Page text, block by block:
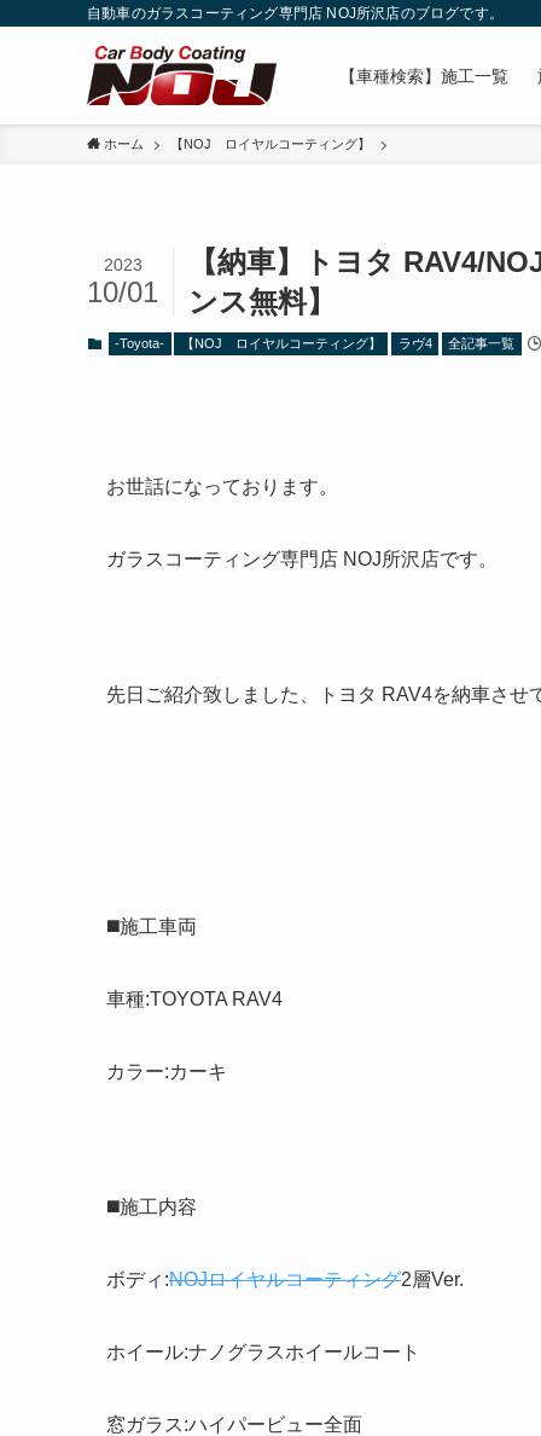
自動車のガラスコーティング専門店 NOJ所沢店のブログです。
【車種検索】施工一覧
ホーム 【NOJ ロイヤルコーティング】
【納車】トヨタ RAV4/
ンス無料】
2023
10/01
-Toyota- 【NOJ ロイヤルコーティング】 ラヴ4 全記事一覧
お世話になっております。
ガラスコーティング専門店 NOJ所沢店です。
先日ご紹介致しました、トヨタ RAV4を納車させ
◼️施工車両
車種:TOYOTA RAV4
カラー:カーキ
◼️施工内容
ボディ:NOJロイヤルコーティング2層Ver.
ホイール:ナノグラスホイールコート
窓ガラス:ハイパービュー全面